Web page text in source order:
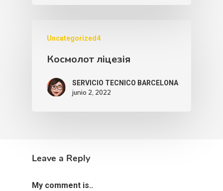
Uncategorized4
Космолот ліцезія
SERVICIO TECNICO BARCELONA
junio 2, 2022
Leave a Reply
My comment is..